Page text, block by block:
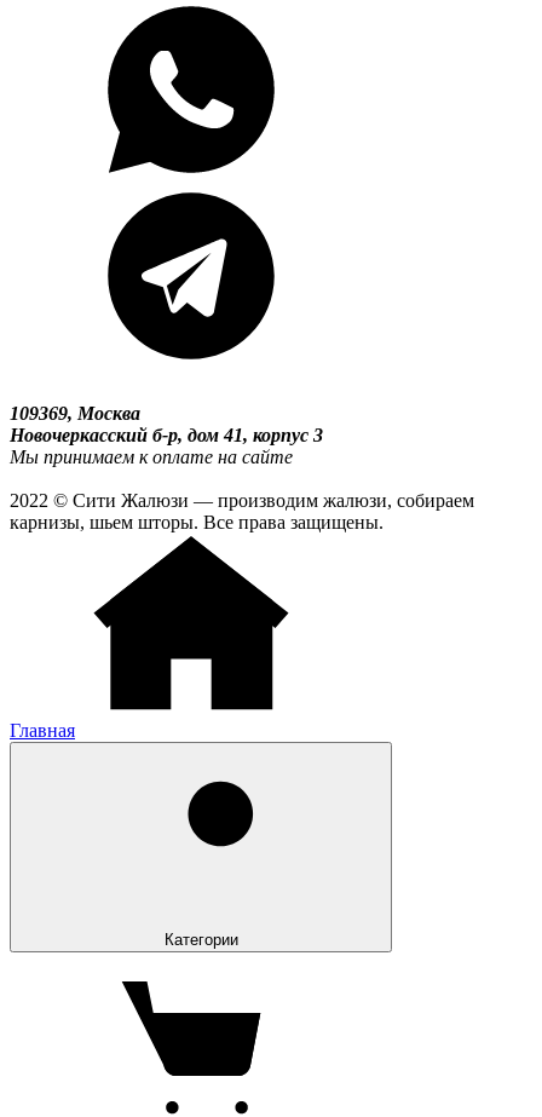
109369, Москва
Новочеркасский б-р, дом 41, корпус 3
Мы принимаем к оплате на сайте
2022 © Сити Жалюзи — производим жалюзи, собираем
карнизы, шьем шторы. Все права защищены.
Главная
Категории